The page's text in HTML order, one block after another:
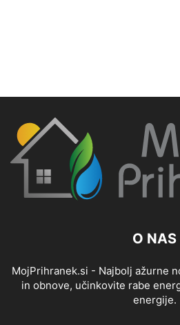
O NAS
MojPrihranek.si - Najbolj ažurne
in obnove, učinkovite rabe
energije.